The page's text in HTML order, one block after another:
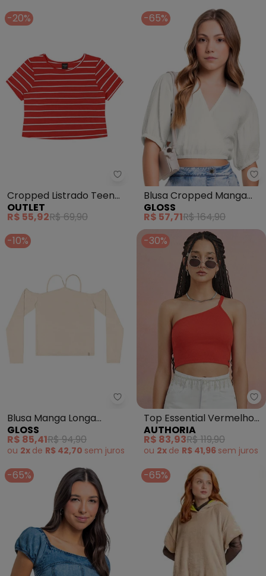
-20%
Outlet - Cropped Listrado
Cropped Listrado Teen
Feminino (Vermelho)
OUTLET
R$ 55,92R$ 69,90
-65%
Blusa Cropped Manga
Curta Juvenil (Bege)
GLOSS
R$ 57,71R$ 164,90
-10%
Gloss - Blusa Manga Longa
Blusa Manga Longa
Juvenil em Cotton Bege
GLOSS
R$ 85,41R$ 94,90
ou 2x de R$ 42,70 sem juros
-30%
Top Essential Vermelho
(Vermelho)
AUTHORIA
R$ 83,93R$ 119,90
ou 2x de R$ 41,96 sem juros
-65% -65%